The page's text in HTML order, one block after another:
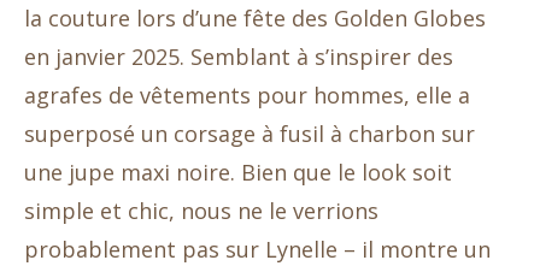
la couture lors d’une fête des Golden Globes
en janvier 2025. Semblant à s’inspirer des
agrafes de vêtements pour hommes, elle a
superposé un corsage à fusil à charbon sur
une jupe maxi noire. Bien que le look soit
simple et chic, nous ne le verrions
probablement pas sur Lynelle – il montre un